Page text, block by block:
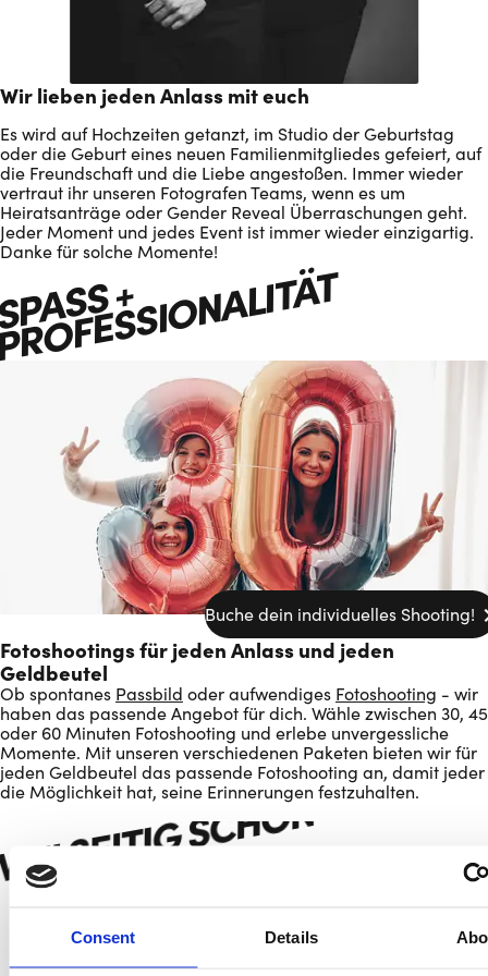
Consent Details
Wir lieben jeden Anlass mit euch
Es wird auf Hochzeiten getanzt, im Studio der Geburtstag
oder die Geburt eines neuen Familienmitgliedes gefeiert, auf
die Freundschaft und die Liebe angestoßen. Immer wieder
vertraut ihr unseren Fotografen Teams, wenn es um
Heiratsanträge oder Gender Reveal Überraschungen geht.
Jeder Moment und jedes Event ist immer wieder einzigartig.
Danke für solche Momente!
Buche dein individuelles Shooting!
Fotoshootings für jeden Anlass und jeden
Geldbeutel
Ob spontanes Passbild oder aufwendiges Fotoshooting - wir
haben das passende Angebot für dich. Wähle zwischen 30, 45
oder 60 Minuten Fotoshooting und erlebe unvergessliche
Momente. Mit unseren verschiedenen Paketen bieten wir für
jeden Geldbeutel das passende Fotoshooting an, damit jeder
die Möglichkeit hat, seine Erinnerungen festzuhalten.
SCHÖN